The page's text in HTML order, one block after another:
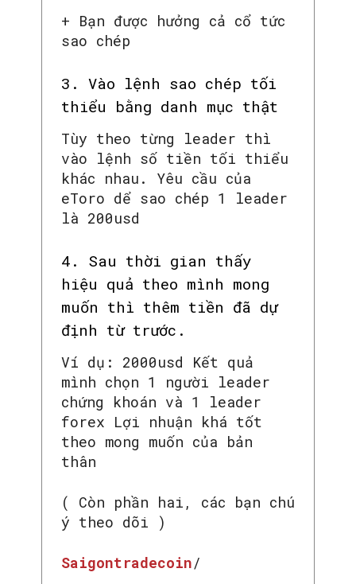
SEARCH...
+ Bạn được hưởng cả cổ tức
sao chép
3. Vào lệnh sao chép tối
thiểu bằng danh mục thật
Tùy theo từng leader thì
vào lệnh số tiền tối thiểu
khác nhau. Yêu cầu của
eToro dể sao chép 1 leader
là 200usd
4. Sau thời gian thấy
hiệu quả theo mình mong
muốn thì thêm tiền đã dự
định từ trước.
Ví dụ: 2000usd Kết quả
mình chọn 1 người leader
chứng khoán và 1 leader
forex Lợi nhuận khá tốt
theo mong muốn của bản
thân
( Còn phần hai, các bạn chú
ý theo dõi )
Saigontradecoin/